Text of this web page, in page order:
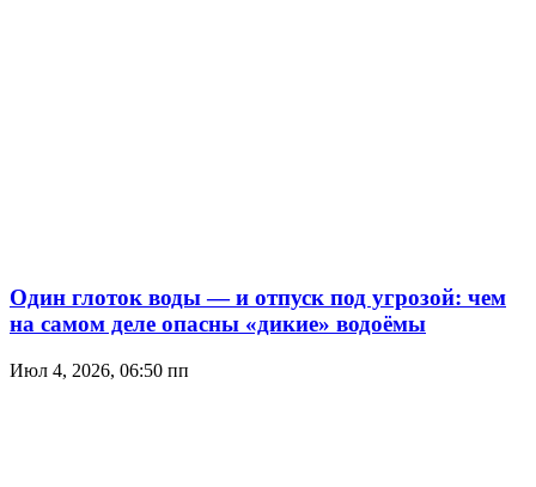
Один глоток воды — и отпуск под угрозой: чем
на самом деле опасны «дикие» водоёмы
Июл 4, 2026, 06:50 пп